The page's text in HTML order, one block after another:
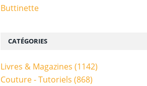
CATÉGORIES
Livres & Magazines (1142)
Couture - Tutoriels (868)
Buttinette